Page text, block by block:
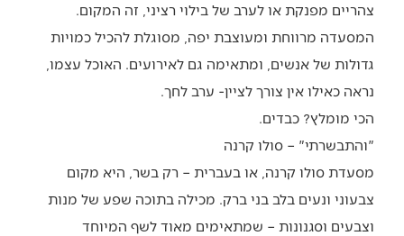
צהריים מפנקת או לערב של בילוי רציני, זה המקום.
המסעדה מרווחת ומעוצבת יפה, מסוגלת להכיל כמויות
גדולות של אנשים, ומתאימה גם לאירועים. האוכל עצמו,
נראה כאילו אין צורך לציין- ערב לחך.
הכי מומלץ? כבדים.
"והתבשרתי" – סולו קרנה
מסעדת סולו קרנה, או בעברית – רק בשר, היא מקום
צבעוני ונעים בלב בני ברק. מכילה בתוכה שפע של מנות
וצבעים וסגנונות – שמתאימים מאוד לשף המיוחד